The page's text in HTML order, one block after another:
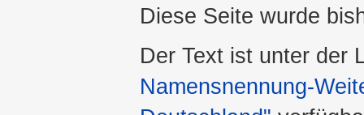
Diese Seite wurde
Der Text ist unter der
Namensnennung-